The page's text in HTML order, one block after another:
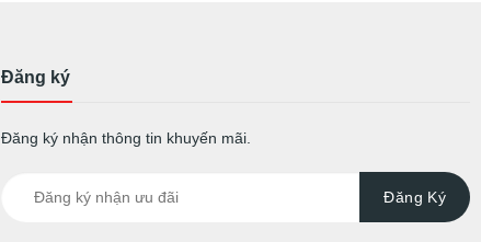
Đăng ký
Đăng ký nhận thông tin khuyến mãi.